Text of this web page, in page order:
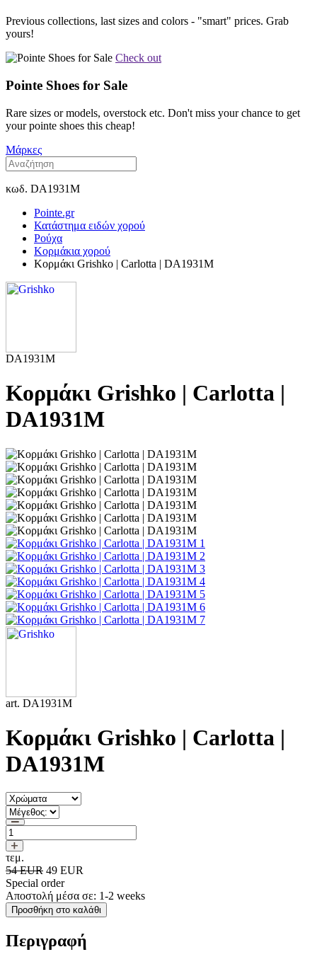
Previous collections, last sizes and colors - "smart" prices. Grab
yours!
Check out
Pointe Shoes for Sale
Rare sizes or models, overstock etc. Don't miss your chance to get
your pointe shoes this cheap!
Μάρκες
κωδ. DA1931M
Pointe.gr
Κατάστημα ειδών χορού
Ρούχα
Κορμάκια χορού
Κορμάκι Grishko | Carlotta | DA1931M
DA1931M
Κορμάκι Grishko | Carlotta |
DA1931M
art. DA1931M
Κορμάκι Grishko | Carlotta |
DA1931M
τεμ.
54 EUR 49 EUR
Special order
Αποστολή μέσα σε: 1-2 weeks
Προσθήκη στο καλάθι
Περιγραφή